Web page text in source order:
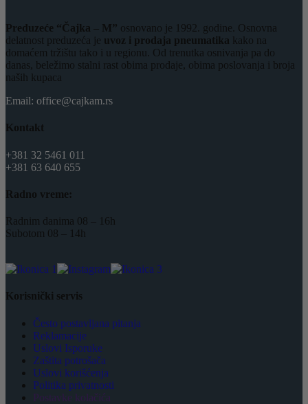
Preduzeće “Čajka – M” osnovano je 1992. godine. Osnovna
delatnost preduzeća je uvoz i prodaja pneumatika kako na
domaćem tržištu tako i u regionu. Od trenutka osnivanja pa do
danas, beležimo stalni rast obima prodaje, obima poslovanja i broja
naših kupaca
Email: office@cajkam.rs
Kontakt
+381 32 5461 011
+381 63 640 655
Radno vreme:
Radnim danima 08 – 16h
Subotom 08 – 14h
Korisnički servis
Često postavljana pitanja
Reklamacije
Uslovi Isporuke
Zaštita potrošača
Uslovi korišćenja
Politika privatnosti
Postavke kolačića